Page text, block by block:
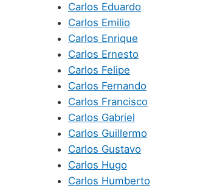
Carlos Eduardo
Carlos Emilio
Carlos Enrique
Carlos Ernesto
Carlos Felipe
Carlos Fernando
Carlos Francisco
Carlos Gabriel
Carlos Guillermo
Carlos Gustavo
Carlos Hugo
Carlos Humberto